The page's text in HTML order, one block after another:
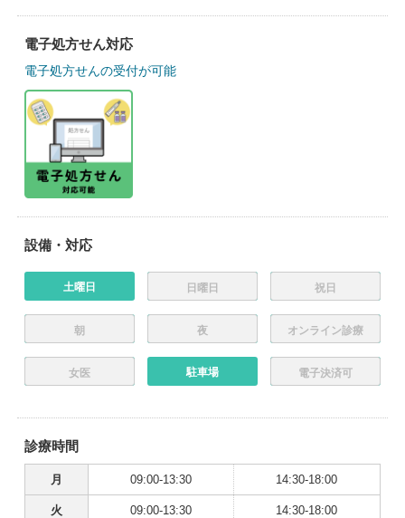
電子処方せん対応
電子処方せんの受付が可能
設備・対応
土曜日 日曜日 祝日
朝 夜 オンライン診療
女医 駐車場 電子決済可
診療時間
月 09:00-13:30 14:30-18:00
火 09:00-13:30 14:30-18:00